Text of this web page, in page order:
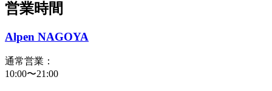
営業時間
Alpen NAGOYA
通常営業：
10:00〜21:00